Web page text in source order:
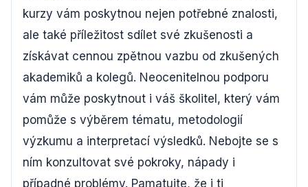
kurzy vám poskytnou nejen potřebné znalosti,
ale také příležitost sdílet své zkušenosti a
získávat cennou zpětnou vazbu od zkušených
akademiků a kolegů. Neocenitelnou podporu
vám může poskytnout i váš školitel, který vám
pomůže s výběrem tématu, metodologií
výzkumu a interpretací výsledků. Nebojte se s
ním konzultovat své pokroky, nápady i
případné problémy. Pamatujte, že i ti